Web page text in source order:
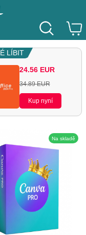
LÍBIT
24.56 EUR
34.89 EUR
Kup nyní
Na skladě